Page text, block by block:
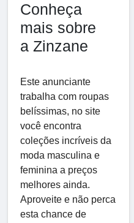
Conheça
mais sobre
a Zinzane
Este anunciante
trabalha com roupas
belíssimas, no site
você encontra
coleções incríveis da
moda masculina e
feminina a preços
melhores ainda.
Aproveite e não perca
esta chance de